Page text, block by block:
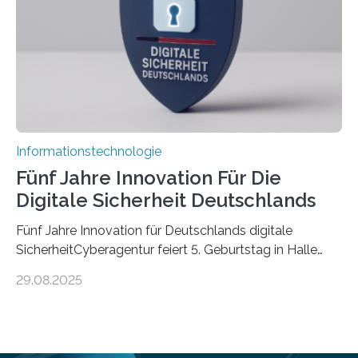
die mittels Sensoren ihre Umgebung erfassen,
Informationen verarbeiten und häufig auch mit…
Informationstechnologie
Fünf Jahre Innovation Für Die
Digitale Sicherheit Deutschlands
Fünf Jahre Innovation für Deutschlands digitale
SicherheitCyberagentur feiert 5. Geburtstag in Halle
ErfolgeDie Agentur für Innovation in der
29.08.2025